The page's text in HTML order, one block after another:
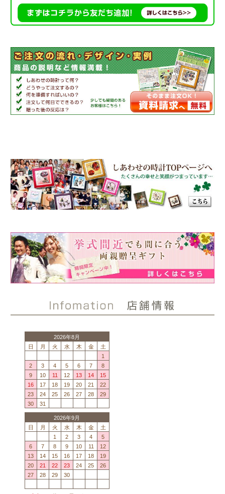
2026年8月
日
月 火 水 木 金
土
1
2
3 4 5 6 7
8
9
10 11 12 13 14
15
16
17 18 19 20 21
22
23
24 25 26 27 28
29
30
31
2026年9月
日
月 火 水 木 金
土
1
2 3 4
5
6
7 8 9 10 11
12
13
14 15 16 17 18
19
20
21 22 23 24 25
26
27
28 29 30